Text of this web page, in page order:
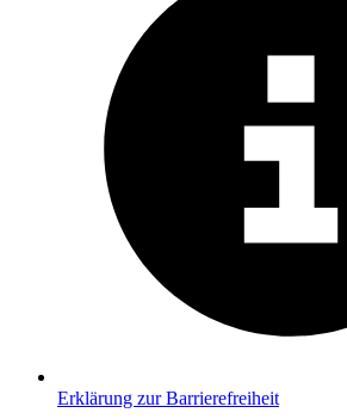
Erklärung zur Barrierefreiheit